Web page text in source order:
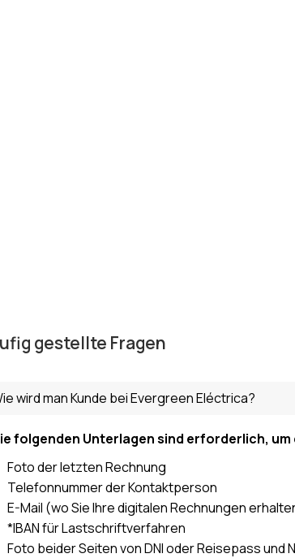
gestellte Fragen
wird man Kunde bei Evergreen Eléctrica?
folgenden Unterlagen sind erforderlich,
Foto der letzten Rechnung
Telefonnummer der Kontaktperson
E-Mail (wo Sie Ihre digitalen Rechnungen
*IBAN für Lastschriftverfahren
Foto beider Seiten von DNI oder Reisepass und